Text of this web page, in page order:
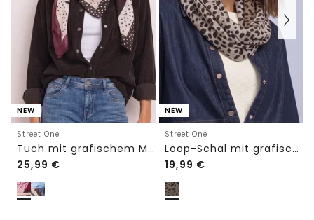
NEW
Street One
Tuch mit grafischem Muster
25,99 €
NEW
Street One
Loop-Schal mit grafischem Muster
19,99 €